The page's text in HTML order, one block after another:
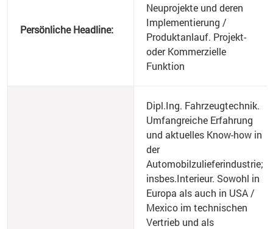
Persönliche Headline:
Neuprojekte und deren
Implementierung /
Produktanlauf. Projekt-
oder Kommerzielle
Funktion
Dipl.Ing. Fahrzeugtechnik.
Umfangreiche Erfahrung
und aktuelles Know-how in
der
Automobilzulieferindustrie;
insbes.Interieur. Sowohl in
Europa als auch in USA /
Mexico im technischen
Vertrieb und als